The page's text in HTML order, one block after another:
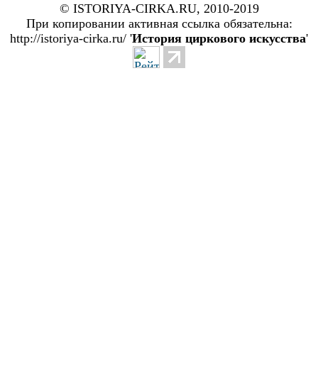
© ISTORIYA-CIRKA.RU, 2010-2019
При копировании активная ссылка обязательна:
http://istoriya-cirka.ru/ 'История циркового искусства'